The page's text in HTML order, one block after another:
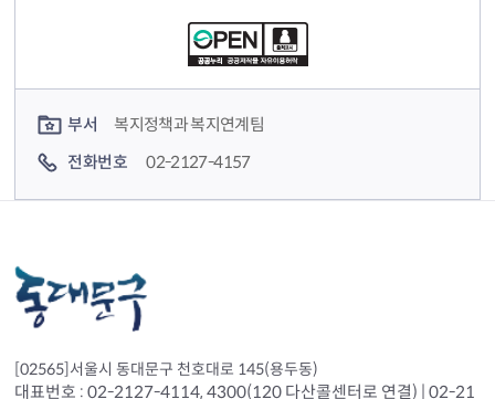
부서
복지정책과 복지연계팀
전화번호
02-2127-4157
[02565]서울시 동대문구 천호대로 145(용두동)
대표번호 : 02-2127-4114, 4300(120 다산콜센터로 연결) | 02-21